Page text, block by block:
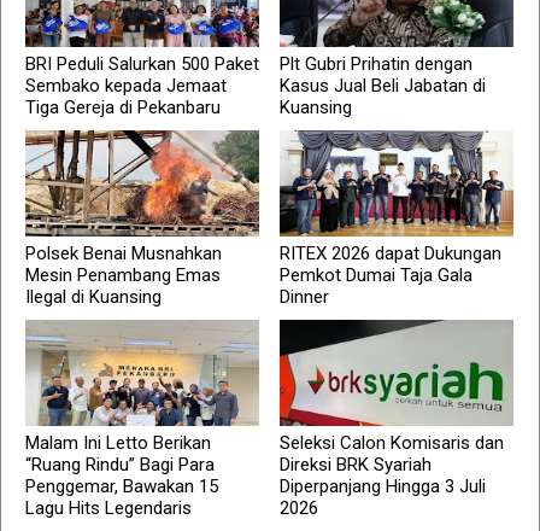
BRI Peduli Salurkan 500 Paket
Sembako kepada Jemaat
Tiga Gereja di Pekanbaru
Plt Gubri Prihatin dengan
Kasus Jual Beli Jabatan di
Kuansing
Polsek Benai Musnahkan
Mesin Penambang Emas
Ilegal di Kuansing
RITEX 2026 dapat Dukungan
Pemkot Dumai Taja Gala
Dinner
Malam Ini Letto Berikan
“Ruang Rindu” Bagi Para
Penggemar, Bawakan 15
Lagu Hits Legendaris
Seleksi Calon Komisaris dan
Direksi BRK Syariah
Diperpanjang Hingga 3 Juli
2026